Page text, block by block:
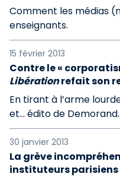
Comment les médias
enseignants.
15 février 2013
Contre le «
Libérationrefait son
En tirant à l’arme
et… édito de Demorand.
30 janvier 2013
La grève
instituteurs parisiens